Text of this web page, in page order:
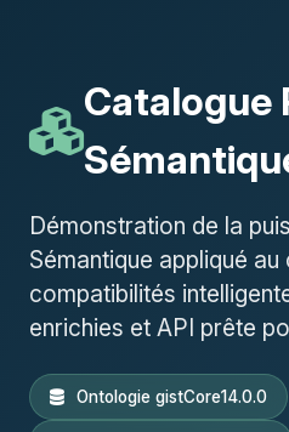
Catalogue
Démonstration de la
Sémantique appliqué
compatibilités
enrichies et API prête
Ontologie gistCore14.0.0